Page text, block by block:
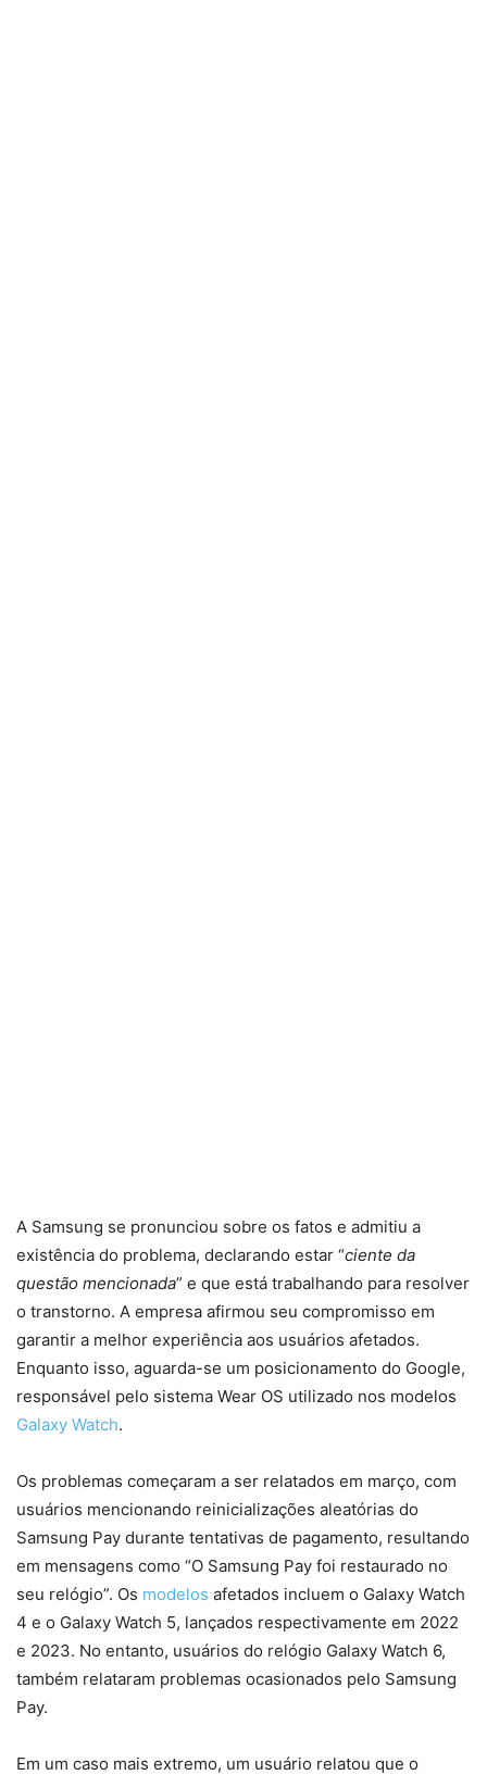
A Samsung se pronunciou sobre os fatos e admitiu a
existência do problema, declarando estar “ciente da
questão mencionada” e que está trabalhando para resolver
o transtorno. A empresa afirmou seu compromisso em
garantir a melhor experiência aos usuários afetados.
Enquanto isso, aguarda-se um posicionamento do Google,
responsável pelo sistema Wear OS utilizado nos modelos
Galaxy Watch.
Os problemas começaram a ser relatados em março, com
usuários mencionando reinicializações aleatórias do
Samsung Pay durante tentativas de pagamento, resultando
em mensagens como “O Samsung Pay foi restaurado no
seu relógio”. Os modelos afetados incluem o Galaxy Watch
4 e o Galaxy Watch 5, lançados respectivamente em 2022
e 2023. No entanto, usuários do relógio Galaxy Watch 6,
também relataram problemas ocasionados pelo Samsung
Pay.
Em um caso mais extremo, um usuário relatou que o